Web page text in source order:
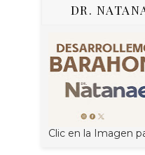
DR.
Clic en la Imagen